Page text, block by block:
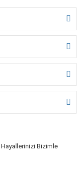
Hayallerinizi Bizimle